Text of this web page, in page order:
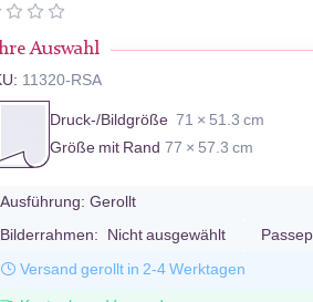
Auswahl
11320-RSA
Druck-/Bildgröße 71 × 51.3 cm
Größe mit Rand 77 × 57.3 cm
Ausführung: Gerollt
Bilderrahmen: Nicht ausgewählt
Versand gerollt in 2-4 Werktagen